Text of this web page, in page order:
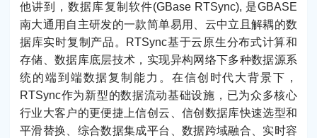
他讲到，数据库复制软件(GBase RTSync), 是GBASE
南大通用自主研发的一款简单易用、云中立且解耦的数
据库实时复制产品。RTSync基于云原生分布式计算和
存储、数据库底层技术，实现异构网络下多种数据源系
统的端到端数据复制能力。在信创时代大背景下，
RTSync作为新型的数据流动基础设施，已为众多核心
行业大客户的更便捷上信创云、信创数据库快速选型和
平滑替换、综合数据集成平台、数据跨域融合、实时容